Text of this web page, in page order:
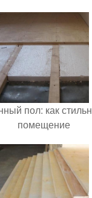
пол: как
помещение